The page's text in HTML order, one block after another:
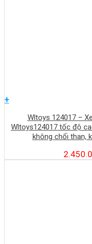
+
Wltoys 124017 –
Wltoys124017 tốc độ
không chổi than,